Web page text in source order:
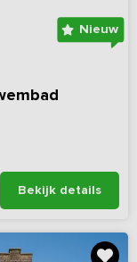
Nieuw
Bekijk details